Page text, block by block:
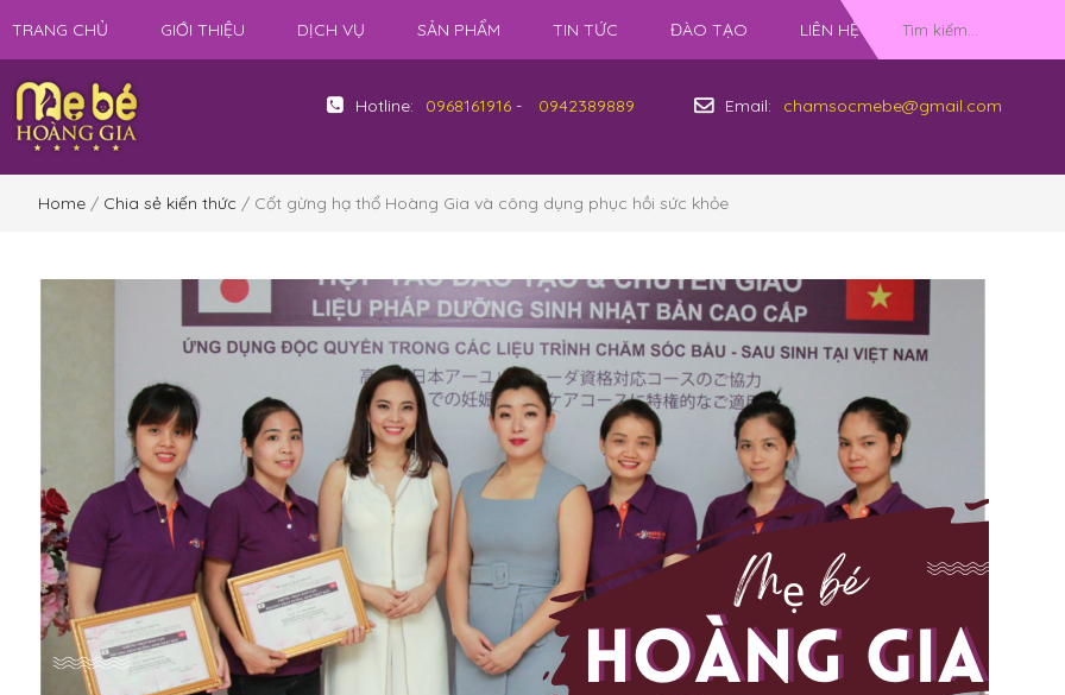
TRANG CHỦ GIỚI THIỆU DỊCH VỤ SẢN PHẨM TIN TỨC ĐÀO TẠO LIÊN HỆ
Hotline: 0968161916- 0942389889 Email: chamsocmebe@gmail.com
Home / Chia sẻ kiến thức / Cốt gừng hạ thổ Hoàng Gia và công dụng phục hồi sức khỏe